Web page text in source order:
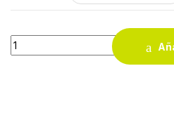
Zapatillas de Seguridad Reebok